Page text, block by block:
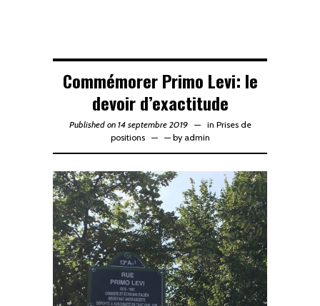
Commémorer Primo Levi: le
devoir d’exactitude
Published on 14 septembre 2019 in Prises de
positions
—by admin